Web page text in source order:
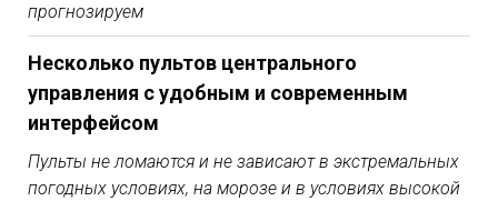
прогнозируем
Несколько пультов центрального
управления с удобным и современным
интерфейсом
Пульты не ломаются и не зависают в экстремальных
погодных условиях, на морозе и в условиях высокой